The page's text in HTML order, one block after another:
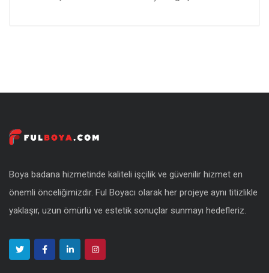
Boya badana hizmetinde kaliteli işçilik ve güvenilir hizmet en
önemli önceliğimizdir. Ful Boyacı olarak her projeye aynı titizlikle
yaklaşır, uzun ömürlü ve estetik sonuçlar sunmayı hedefleriz.